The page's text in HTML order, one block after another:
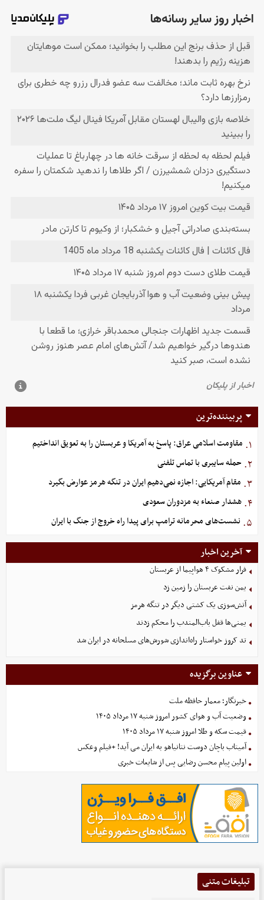
پربیننده‌ترین
۱. مقاومت اسلامی عراق: پاسخ به آمریکا و عربستان را به تعویق انداختیم
۲. حمله سایبری با تماس تلفنی
۳. مقام آمریکایی: اجازه نمی‌دهیم ایران در تنگه هرمز عوارض بگیرد
۴. هشدار صنعاء به مزدوران سعودی
۵. نشست‌های محرمانه ترامپ برای پیدا راه خروج از جنگ با ایران
آخرین اخبار
فرار مشکوک ۴ هواپیما از عربستان
یمن نفت عربستان را زمین زد
آتش‌سوزی یک کشتی دیگر در تنگه هرمز
یمنی‌ها قفل باب‌المندب را محکم زدند
تد کروز خواستار راه‌اندازی شورش‌های مسلحانه در ایران شد
عناوین برگزیده
خبرنگار؛ معمار حافظه ملت
وضعیت آب و هوای کشور امروز شنبه ۱۷ مرداد ۱۴۰۵
قیمت سکه و طلا امروز شنبه ۱۷ مرداد ۱۴۰۵
آمیتاب باچان دوست نتانیاهو به ایران می آید! +فیلم وعکس
اولین پیام محسن رضایی پس از شایعات خبری
تبلیغات متنی